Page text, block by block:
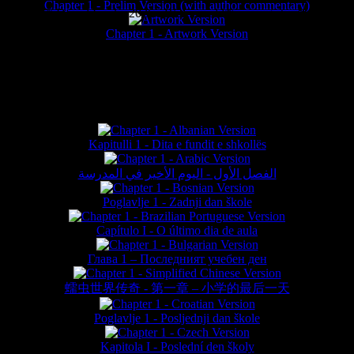
Chapter 1 - Prelim Version (with author commentary)
Chapter 1 - Artwork Version
Kapitulli 1 - Dita e fundit e shkollës
الفصل الأول - اليوم الأخير في المدرسة
Poglavlje 1 - Zadnji dan škole
Capítulo I - O último dia de aula
Глава 1 – Последният учебен ден
蠕虫世界传奇 - 第一章 – 小学的最后一天
Poglavlje 1 - Posljednji dan škole
Kapitola I - Poslední den školy
website © Daniel Lieske 2026 - Wormworld® is a registered